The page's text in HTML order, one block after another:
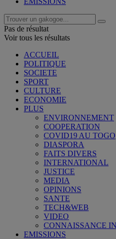
Pas de résultat
Voir tous les résultats
ACCUEIL
POLITIQUE
SOCIETE
SPORT
CULTURE
ECONOMIE
PLUS
ENVIRONNEMENT
COOPERATION
COVID19 AU TOGO
DIASPORA
FAITS DIVERS
INTERNATIONAL
JUSTICE
MEDIA
OPINIONS
SANTE
TECH&WEB
VIDEO
CONNAISSANCE
EMISSIONS